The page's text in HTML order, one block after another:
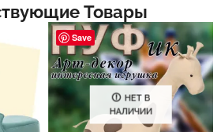
Товары
Save
НЕТ В
НАЛИЧИИ